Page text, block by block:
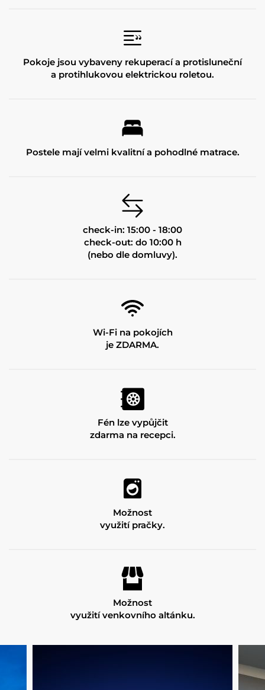
Pokoje jsou vybaveny rekuperací a protisluneční
a protihlukovou elektrickou roletou.
Postele mají velmi kvalitní a pohodlné matrace.
check-in: 15:00 - 18:00
check-out: do 10:00 h
(nebo dle domluvy).
Wi-Fi na pokojích
je ZDARMA.
Fén lze vypůjčit
zdarma na recepci.
Možnost
využití pračky.
Možnost
využití venkovního altánku.